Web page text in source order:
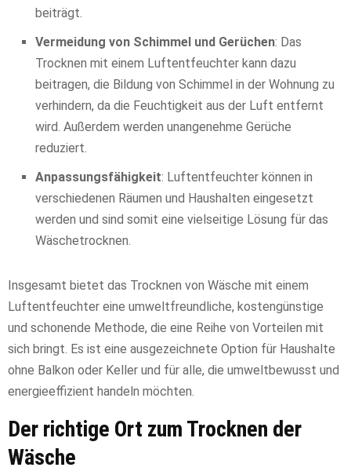
beiträgt.
Vermeidung von Schimmel und Gerüchen: Das
Trocknen mit einem Luftentfeuchter kann dazu
beitragen, die Bildung von Schimmel in der Wohnung zu
verhindern, da die Feuchtigkeit aus der Luft entfernt
wird. Außerdem werden unangenehme Gerüche
reduziert.
Anpassungsfähigkeit: Luftentfeuchter können in
verschiedenen Räumen und Haushalten eingesetzt
werden und sind somit eine vielseitige Lösung für das
Wäschetrocknen.
Insgesamt bietet das Trocknen von Wäsche mit einem
Luftentfeuchter eine umweltfreundliche, kostengünstige
und schonende Methode, die eine Reihe von Vorteilen mit
sich bringt. Es ist eine ausgezeichnete Option für Haushalte
ohne Balkon oder Keller und für alle, die umweltbewusst und
energieeffizient handeln möchten.
Der richtige Ort zum Trocknen der
Wäsche